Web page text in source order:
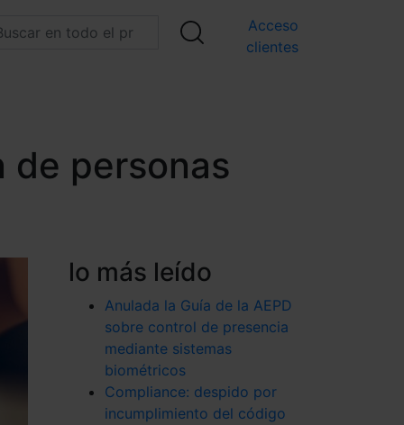
Acceso
clientes
de personas
lo más leído
Anulada la Guía de la AEPD
sobre control de presencia
mediante sistemas
biométricos
Compliance: despido por
incumplimiento del código